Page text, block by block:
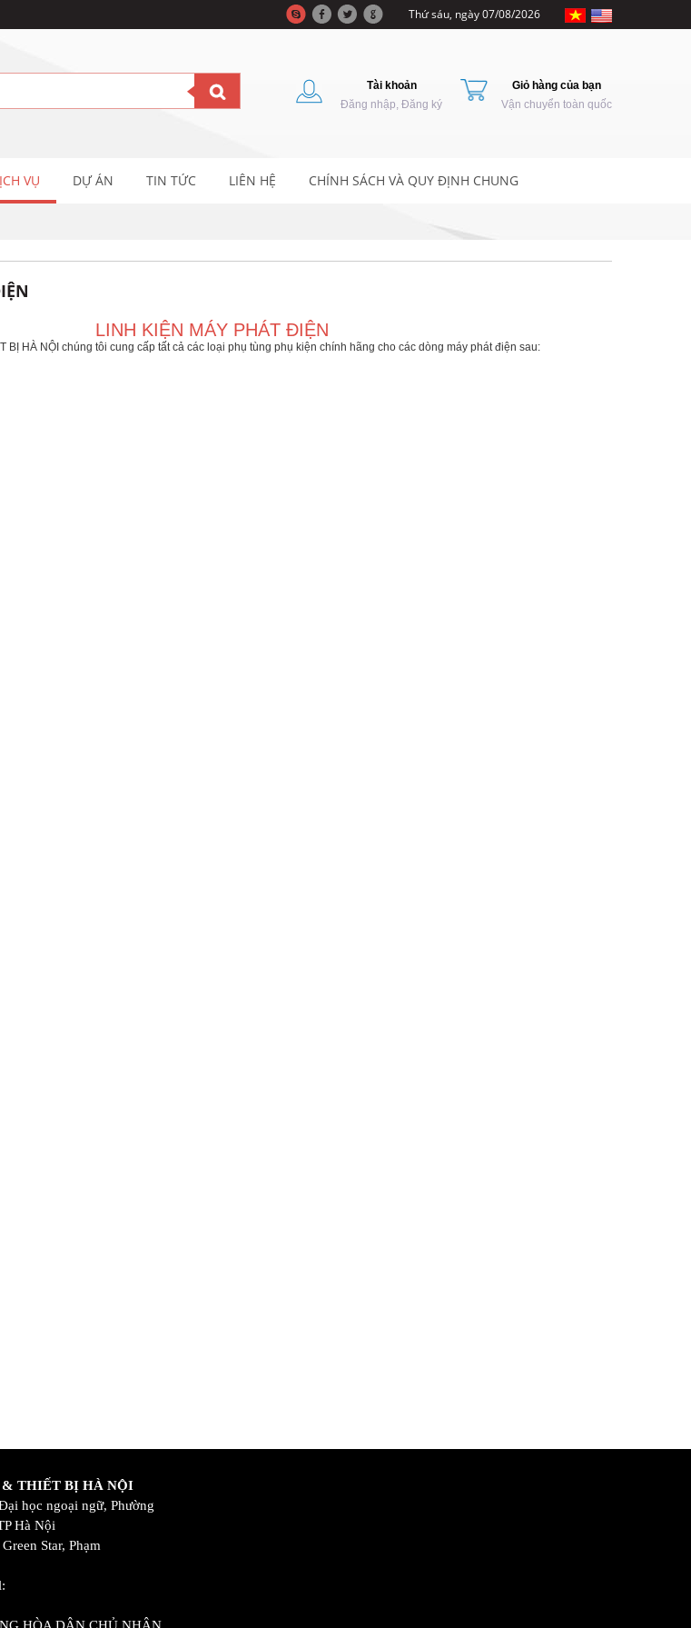
Thứ sáu, ngày 07/08/2026
Tài khoản
Đăng nhập, Đăng ký
Giỏ hàng của bạn
Vận chuyển toàn quốc
VỤ DỰ ÁN TIN TỨC LIÊN HỆ CHÍNH SÁCH VÀ QUY ĐỊNH CHUNG
LINH KIỆN MÁY PHÁT ĐIỆN
BỊ HÀ NỘI chúng tôi cung cấp tất cả các loại phụ tùng phụ kiện chính hãng cho các dòng máy phát điện sau:
& THIẾT BỊ HÀ NỘI
học ngoại ngữ, Phường
Hà Nội
Star, Phạm